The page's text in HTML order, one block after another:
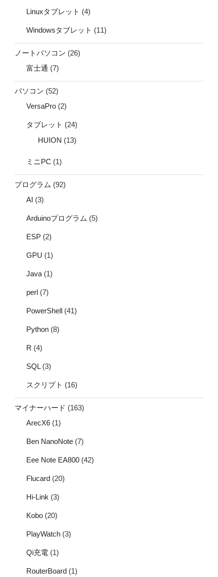
Linuxタブレット (4)
Windowsタブレット (11)
ノートパソコン (26)
富士通 (7)
パソコン (52)
VersaPro (2)
タブレット (24)
HUION (13)
ミニPC (1)
プログラム (92)
AI (3)
Arduinoプログラム (5)
ESP (2)
GPU (1)
Java (1)
perl (7)
PowerShell (41)
Python (8)
R (4)
SQL(3)
スクリプト (16)
マイナーハード (163)
ArecX6 (1)
Ben NanoNote (7)
Eee Note EA800 (42)
Flucard (20)
Hi-Link (3)
Kobo (20)
PlayWatch (3)
Qi充電 (1)
RouterBoard (1)